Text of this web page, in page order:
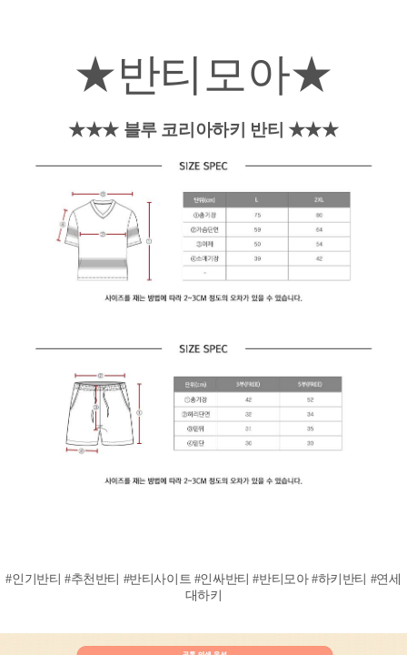
★반티모아★
★★★ 블루 코리아하키 반티 ★★★
#인기반티 #추천반티 #반티사이트 #인싸반티 #반티모아 #하키반티 #연세
대하키